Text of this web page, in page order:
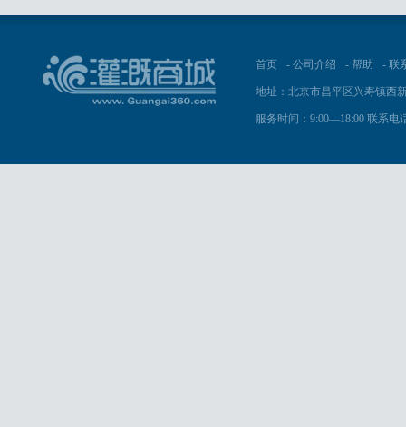
首页 - 公司介绍 - 帮助 - 联
地址：北京市昌平区兴寿镇西
服务时间：9:00—18:00 联系电